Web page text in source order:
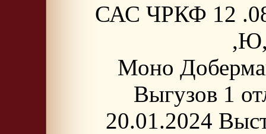
САС ЧРКФ 12
Моно
Выгузов 1
20.01.2024